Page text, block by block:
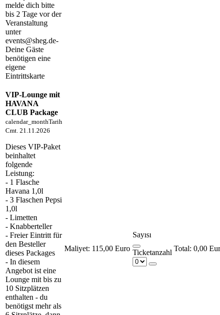
melde dich bitte
bis 2 Tage vor der
Veranstaltung
unter
events@sheg.de-
Deine Gäste
benötigen eine
eigene
Eintrittskarte
VIP-Lounge mit
HAVANA
CLUB Package
calendar_monthTarih
Cmt. 21.11.2026
Dieses VIP-Paket
beinhaltet
folgende
Leistung:
- 1 Flasche
Havana 1,0l
- 3 Flaschen Pepsi
1,0l
- Limetten
- Knabberteller
- Freier Eintritt für
den Besteller
dieses Packages
- In diesem
Angebot ist eine
Lounge mit bis zu
10 Sitzplätzen
enthalten - du
benötigst mehr als
Maliyet: 115,00 Euro
Sayısı
Ticketanzahl 0,00